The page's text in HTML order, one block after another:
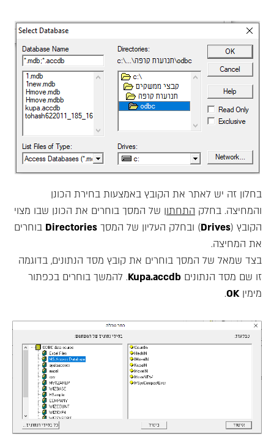
בחלון זה יש לאתר את הקובץ באמצעות בחירת הכונן
והמחיצה. בחלק התחתון של המסך בוחרים את הכונן שבו מצוי
הקובץ (Drives) ובחלק העליון של המסך Directories בוחרים
את המחיצה.
בצד שמאל של המסך בוחרים את קובץ מסד הנתונים, בדוגמה
זו שם מסד הנתונים Kupa.accdb. להמשך בוחרים בכפתור
מימיןOK
.